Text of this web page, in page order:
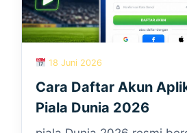
18 Juni 2026
Cara Daftar Akun
Piala Dunia 2026